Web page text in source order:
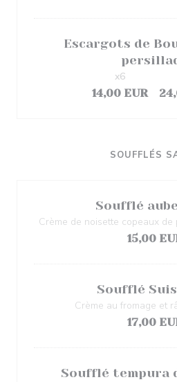
Escargots de
14,00 EUR
x6
SOUFFLÉS
Soufflé
Crème de noisette copeaux de
15,00
Soufflé
Crème au fromage et
17,00
Soufflé tempura